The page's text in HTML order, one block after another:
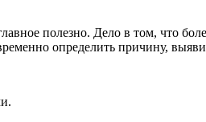
полезно. Дело в том, что
определить причину,